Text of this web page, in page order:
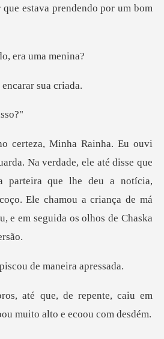
que
e
encar
é disse que
parteira que lhe deu a notícia,
Ele chamou
de m
repente, caiu em